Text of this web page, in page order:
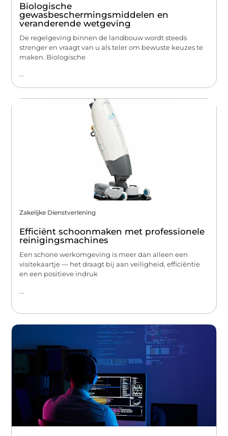
Biologische
gewasbeschermingsmiddelen en
veranderende wetgeving
De regelgeving binnen de landbouw wordt steeds
strenger en vraagt van u als teler om bewuste keuzes te
maken. Biologische
...
Zakelijke Dienstverlening
Efficiënt schoonmaken met professionele
reinigingsmachines
Een schone werkomgeving is meer dan alleen een
visitekaartje — het draagt bij aan veiligheid, efficiëntie
en een positieve indruk
...